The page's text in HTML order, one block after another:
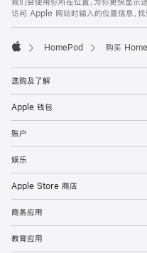
我们会使用你所在位置，为你更快显示
访问 Apple 网站时输入的位置信息，找
HomePod 购买
选购及了解
Apple 钱包
账户
娱乐
Apple Store 商店
商务应用
教育应用